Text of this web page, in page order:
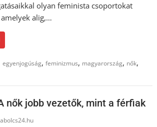
olyan feminista csoportokat
alig,…
egyenjogúság,feminizmus, magyarország, nők,
nők jobb vezetők, mint a férfiak